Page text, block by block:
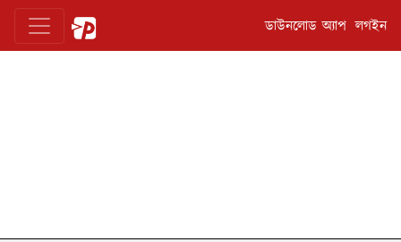
ডাউনলোড অ্যাপ লগইন